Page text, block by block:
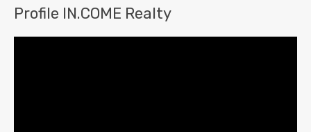
Profile IN.COME Realty